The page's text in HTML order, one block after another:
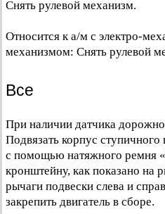
Снять рулевой механизм.
Относится к а/м с электро-
механизмом: Снять рулевой
Все
При наличии датчика
Подвязать корпус
с помощью натяжного ремня
кронштейну, как показано на
рычаги подвески слева и
закрепить двигатель в сборе.